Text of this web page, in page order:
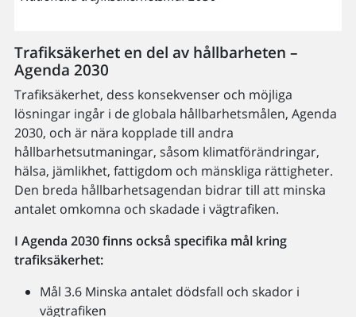
Trafiksäkerhet en del av hållbarheten –
Agenda 2030
Trafiksäkerhet, dess konsekvenser och möjliga
lösningar ingår i de globala hållbarhetsmålen, Agenda
2030, och är nära kopplade till andra
hållbarhetsutmaningar, såsom klimatförändringar,
hälsa, jämlikhet, fattigdom och mänskliga rättigheter.
Den breda hållbarhetsagendan bidrar till att minska
antalet omkomna och skadade i vägtrafiken.
I Agenda 2030 finns också specifika mål kring
trafiksäkerhet:
Mål 3.6 Minska antalet dödsfall och skador i
vägtrafiken